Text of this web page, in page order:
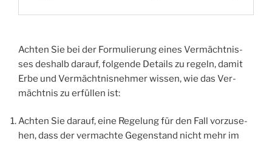
Ach­ten Sie bei der For­mu­lie­rung eines Ver­mächt­nis­
ses des­halb dar­auf, fol­gen­de Details zu regeln, damit
Erbe und Ver­mächt­nis­neh­mer wis­sen, wie das Ver­
mächt­nis zu erfül­len ist:
Ach­ten Sie dar­auf, eine Rege­lung für den Fall vor­zu­se­
hen, dass der ver­mach­te Gegen­stand nicht mehr im